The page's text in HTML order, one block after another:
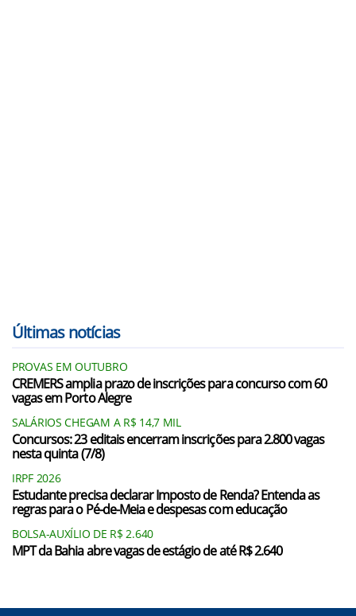
Últimas notícias
PROVAS EM OUTUBRO
CREMERS amplia prazo de inscrições para concurso com 60
vagas em Porto Alegre
SALÁRIOS CHEGAM A R$ 14,7 MIL
Concursos: 23 editais encerram inscrições para 2.800 vagas
nesta quinta (7/8)
IRPF 2026
Estudante precisa declarar Imposto de Renda? Entenda as
regras para o Pé-de-Meia e despesas com educação
BOLSA-AUXÍLIO DE R$ 2.640
MPT da Bahia abre vagas de estágio de até R$ 2.640